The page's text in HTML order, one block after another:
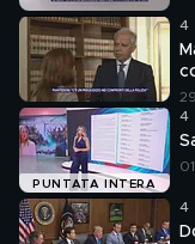
4
PUNTATA INTERA
4
4